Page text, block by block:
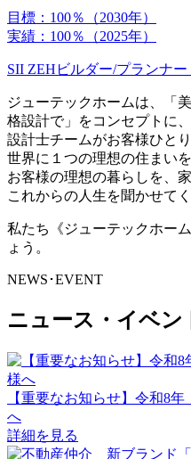
目標： 100％
（2030年）
実績： 100％ （2025年）
SII ZEHビルダー/プランナ
ジューテックホームは、「
格設計で」をコンセプトに、
設計士チームがお客様ひと
世界に１つの理想の住まいを
お客様の理想の暮らしを、
これからの人生を聞かせてく
私たち《ジューテックホー
ょう。
NEWS･EVENT
ニュース・イベン
【重要なお知らせ】令和8
へ
詳細を見る